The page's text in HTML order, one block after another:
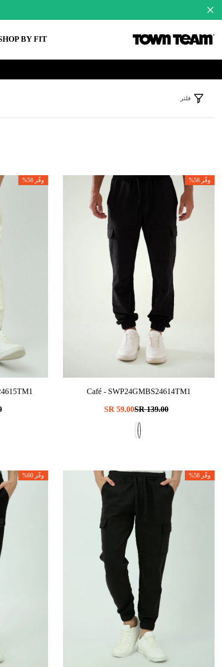
الانتقال إلى المحتوى
BY FIT
فلتر
وفّر 58%
SWP24GMBS24614TM1
- Café
سعر
139.00 SR
سعر
59.00 SR
وفّر 58%
وفّر 58% وفّر 60%